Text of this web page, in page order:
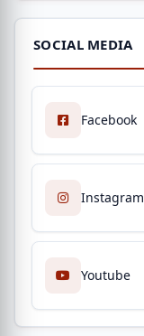
SOCIAL MEDIA
Facebook
Instagram
Youtube